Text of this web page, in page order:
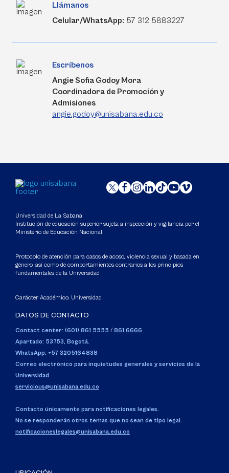
Llámanos
Celular/WhatsApp: 57 312 5883227
Escríbenos
Angie Sofia Godoy Mora
Coordinadora de Promoción y
Admisiones
angie.godoy@unisabana.edu.co
Universidad de La Sabana
Institución de educación superior sujeta a inspección y vigilancia por el
Ministerio de Educación Nacional
Protocolo de atención para casos de acoso, violencia sexual y basada en
género, así como de comportamientos contrarios a los principios
fundamentales de la Universidad
Carácter Académico: Universidad
DATOS DE CONTACTO
Contact center: (601) 861 5555 / 861 6666
Apartado: 53753, Bogotá.
WhatsApp: +57 3205164838
Correo electrónico para inquietudes generales y servicios de la
Universidad
servicious@unisabana.edu.co
Contacto únicamente para notificaciones legales.
No se responderán otros temas que no sean de tipo legal.
notificacioneslegales@unisabana.edu.co